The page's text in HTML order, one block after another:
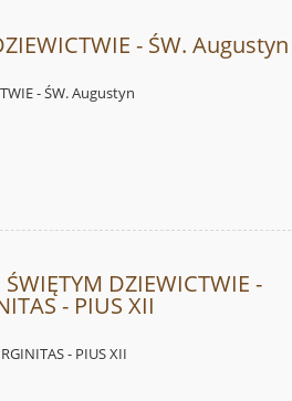
- ŚW. Augustyn
- ŚW. Augustyn
ŚWIĘTYM DZIEWICTWIE -
- PIUS XII
- PIUS XII